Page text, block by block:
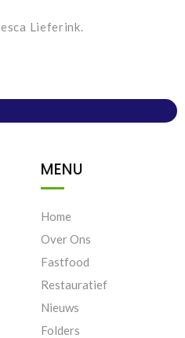
Lieferink.
MENU
Home
Over Ons
Fastfood
Restauratief
Nieuws
Folders